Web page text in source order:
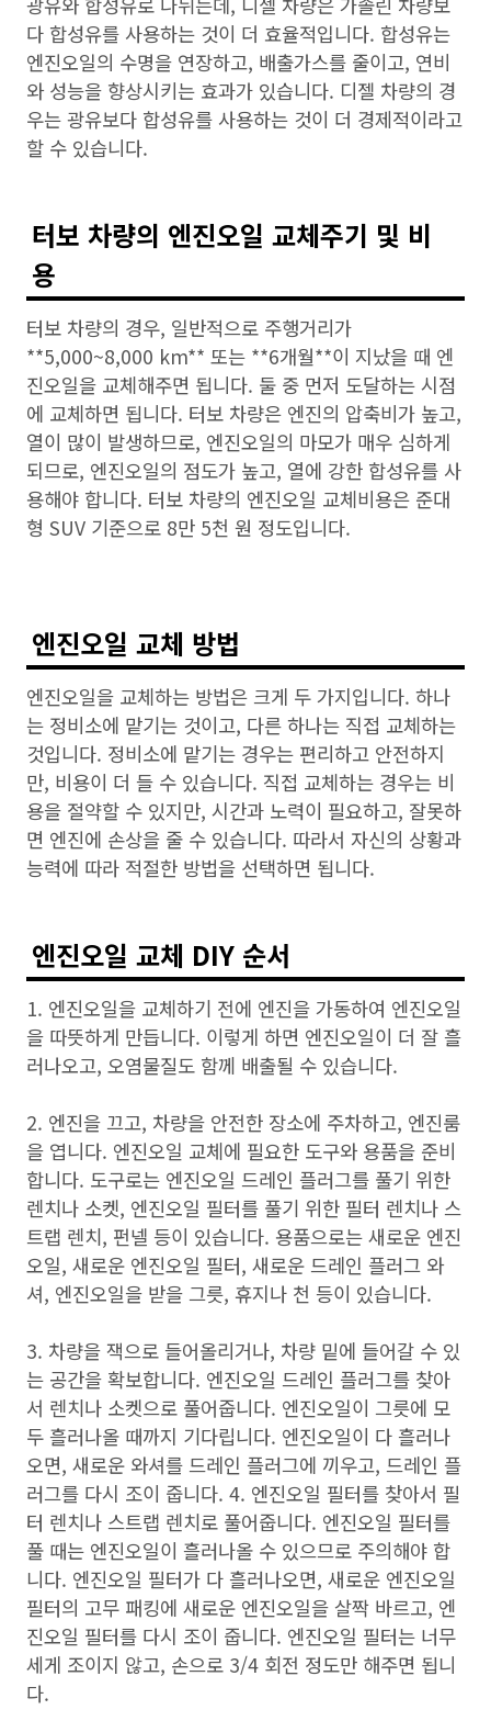
다 합성유를 사용하는 것이 더 효율적입니다. 합성유는
엔진오일의 수명을 연장하고, 배출가스를 줄이고, 연비
와 성능을 향상시키는 효과가 있습니다. 디젤 차량의 경
우는 광유보다 합성유를 사용하는 것이 더 경제적이라고
할 수 있습니다.
터보 차량의 엔진오일 교체주기 및 비
용
터보 차량의 경우, 일반적으로 주행거리가
**5,000~8,000 km** 또는 **6개월**이 지났을 때 엔
진오일을 교체해주면 됩니다. 둘 중 먼저 도달하는 시점
에 교체하면 됩니다. 터보 차량은 엔진의 압축비가 높고,
열이 많이 발생하므로, 엔진오일의 마모가 매우 심하게
되므로, 엔진오일의 점도가 높고, 열에 강한 합성유를 사
용해야 합니다. 터보 차량의 엔진오일 교체비용은 준대
형 SUV 기준으로 8만 5천 원 정도입니다.
엔진오일 교체 방법
엔진오일을 교체하는 방법은 크게 두 가지입니다. 하나
는 정비소에 맡기는 것이고, 다른 하나는 직접 교체하는
것입니다. 정비소에 맡기는 경우는 편리하고 안전하지
만, 비용이 더 들 수 있습니다. 직접 교체하는 경우는 비
용을 절약할 수 있지만, 시간과 노력이 필요하고, 잘못하
면 엔진에 손상을 줄 수 있습니다. 따라서 자신의 상황과
능력에 따라 적절한 방법을 선택하면 됩니다.
엔진오일 교체 DIY 순서
1. 엔진오일을 교체하기 전에 엔진을 가동하여 엔진오일
을 따뜻하게 만듭니다. 이렇게 하면 엔진오일이 더 잘 흘
러나오고, 오염물질도 함께 배출될 수 있습니다.
2. 엔진을 끄고, 차량을 안전한 장소에 주차하고, 엔진룸
을 엽니다. 엔진오일 교체에 필요한 도구와 용품을 준비
합니다. 도구로는 엔진오일 드레인 플러그를 풀기 위한
렌치나 소켓, 엔진오일 필터를 풀기 위한 필터 렌치나 스
트랩 렌치, 펀넬 등이 있습니다. 용품으로는 새로운 엔진
오일, 새로운 엔진오일 필터, 새로운 드레인 플러그 와
셔, 엔진오일을 받을 그릇, 휴지나 천 등이 있습니다.
3. 차량을 잭으로 들어올리거나, 차량 밑에 들어갈 수 있
는 공간을 확보합니다. 엔진오일 드레인 플러그를 찾아
서 렌치나 소켓으로 풀어줍니다. 엔진오일이 그릇에 모
두 흘러나올 때까지 기다립니다. 엔진오일이 다 흘러나
오면, 새로운 와셔를 드레인 플러그에 끼우고, 드레인 플
러그를 다시 조이 줍니다. 4. 엔진오일 필터를 찾아서 필
터 렌치나 스트랩 렌치로 풀어줍니다. 엔진오일 필터를
풀 때는 엔진오일이 흘러나올 수 있으므로 주의해야 합
니다. 엔진오일 필터가 다 흘러나오면, 새로운 엔진오일
필터의 고무 패킹에 새로운 엔진오일을 살짝 바르고, 엔
진오일 필터를 다시 조이 줍니다. 엔진오일 필터는 너무
세게 조이지 않고, 손으로 3/4 회전 정도만 해주면 됩니
다.